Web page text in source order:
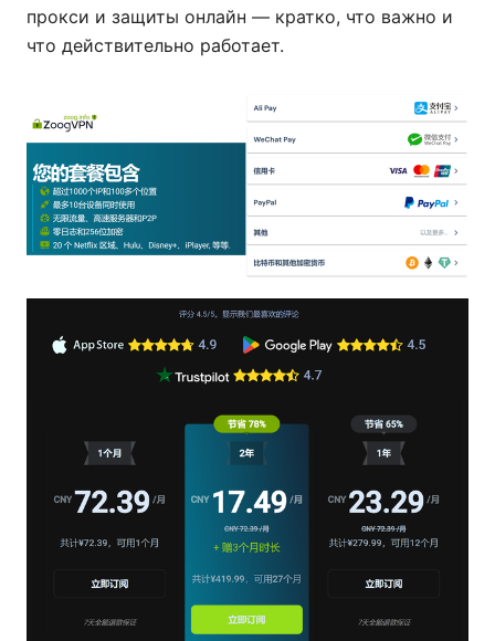
прокси и защиты онлайн — кратко, что важно и
что действительно работает.